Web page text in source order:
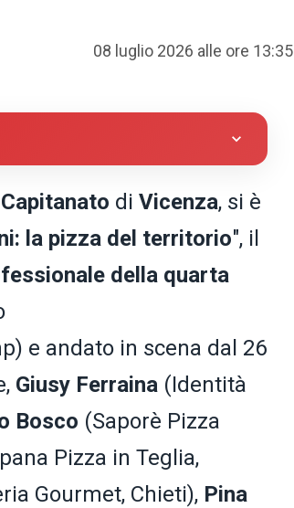
08 luglio 2026 alle ore 13:35
diVicenza, si è
la pizza del territorio", il
della quarta
e andato in scena dal 26
Giusy Ferraina (Identità
Bosco (Saporè Pizza
Pizza in Teglia,
Gourmet, Chieti), Pina